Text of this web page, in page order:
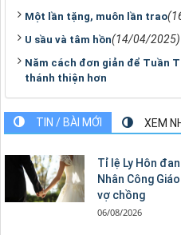
Một lần tặng, muôn lần trao
U sầu và tâm hồn(14/04/2025)
Năm cách đơn giản để Tuần
thánh thiện hơn
TIN / BÀI MỚI XEM
Tỉ lệ Ly Hôn
Nhân Công
vợ chồng
06/08/2026